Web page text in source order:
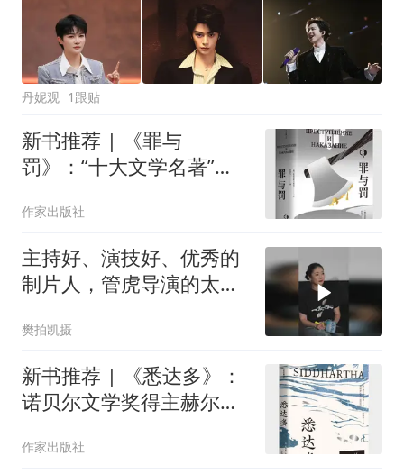
丹妮观 1跟贴
新书推荐 | 《罪与
罚》：“十大文学名著”之
成熟期的代表作
作家出版社
主持好、演技好、优秀的
制片人，管虎导演的太
樊拍凯摄
新书推荐 | 《悉达多》：
诺贝尔文学奖得主赫尔曼·
真谛不可传授，去经历，
作家出版社